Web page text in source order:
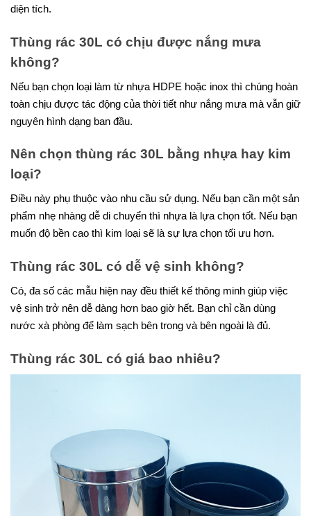
diện tích.
Thùng rác 30L có chịu được nắng mưa
không?
Nếu bạn chọn loại làm từ nhựa HDPE hoặc inox thì chúng hoàn
toàn chịu được tác động của thời tiết như nắng mưa mà vẫn giữ
nguyên hình dạng ban đầu.
Nên chọn thùng rác 30L bằng nhựa hay kim
loại?
Điều này phụ thuộc vào nhu cầu sử dụng. Nếu bạn cần một sản
phẩm nhẹ nhàng dễ di chuyển thì nhựa là lựa chọn tốt. Nếu bạn
muốn độ bền cao thì kim loại sẽ là sự lựa chọn tối ưu hơn.
Thùng rác 30L có dễ vệ sinh không?
Có, đa số các mẫu hiện nay đều thiết kế thông minh giúp việc
vệ sinh trở nên dễ dàng hơn bao giờ hết. Bạn chỉ cần dùng
nước xà phòng để làm sạch bên trong và bên ngoài là đủ.
Thùng rác 30L có giá bao nhiêu?